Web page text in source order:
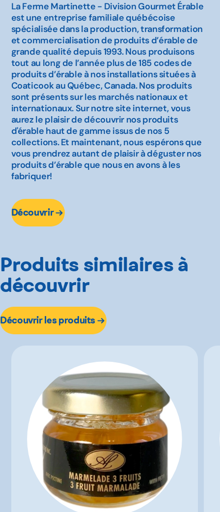
La Ferme Martinette - Division Gourmet Érable
est une entreprise familiale québécoise
spécialisée dans la production, transformation
et commercialisation de produits d’érable de
grande qualité depuis 1993. Nous produisons
tout au long de l’année plus de 185 codes de
produits d’érable à nos installations situées à
Coaticook au Québec, Canada. Nos produits
sont présents sur les marchés nationaux et
internationaux. Sur notre site internet, vous
aurez le plaisir de découvrir nos produits
d'érable haut de gamme issus de nos 5
collections. Et maintenant, nous espérons que
vous prendrez autant de plaisir à déguster nos
produits d’érable que nous en avons à les
fabriquer!
Découvrir
Produits similaires à
découvrir
Découvrir les produits